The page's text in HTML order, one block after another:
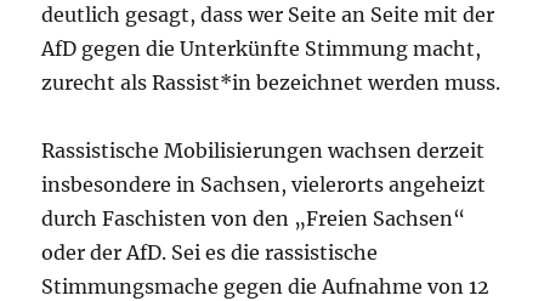
deutlich gesagt, dass wer Seite an Seite mit der
AfD gegen die Unterkünfte Stimmung macht,
zurecht als Rassist*in bezeichnet werden muss.
Rassistische Mobilisierungen wachsen derzeit
insbesondere in Sachsen, vielerorts angeheizt
durch Faschisten von den „Freien Sachsen“
oder der AfD. Sei es die rassistische
Stimmungsmache gegen die Aufnahme von 12